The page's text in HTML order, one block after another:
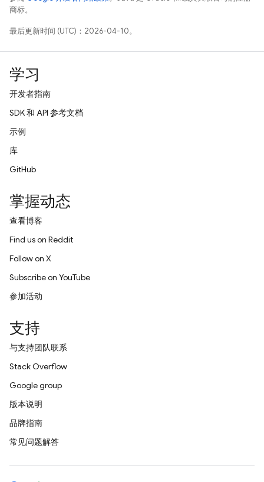
商标。
最后更新时间 (UTC)：2026-04-10。
学习
开发者指南
SDK 和 API 参考文档
示例
库
GitHub
掌握动态
查看博客
Find us on Reddit
Follow on X
Subscribe on YouTube
参加活动
支持
与支持团队联系
Stack Overflow
Google group
版本说明
品牌指南
常见问题解答